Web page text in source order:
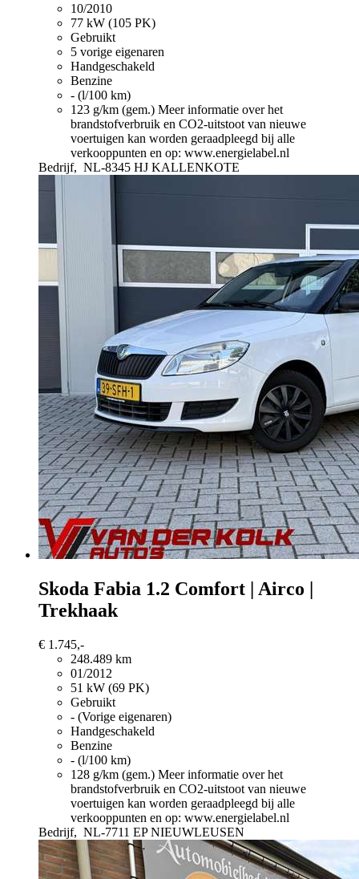
10/2010
77 kW (105 PK)
Gebruikt
5 vorige eigenaren
Handgeschakeld
Benzine
- (l/100 km)
123 g/km (gem.) Meer informatie over het
brandstofverbruik en CO2-uitstoot van nieuwe
voertuigen kan worden geraadpleegd bij alle
verkooppunten en op: www.energielabel.nl
Bedrijf, NL-8345 HJ KALLENKOTE
Skoda Fabia 1.2 Comfort | Airco |
Trekhaak
€ 1.745,-
248.489 km
01/2012
51 kW (69 PK)
Gebruikt
- (Vorige eigenaren)
Handgeschakeld
Benzine
- (l/100 km)
128 g/km (gem.) Meer informatie over het
brandstofverbruik en CO2-uitstoot van nieuwe
voertuigen kan worden geraadpleegd bij alle
verkooppunten en op: www.energielabel.nl
Bedrijf, NL-7711 EP NIEUWLEUSEN